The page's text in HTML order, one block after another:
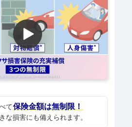
て保険金額は無制限！
な損害にも備えられます。